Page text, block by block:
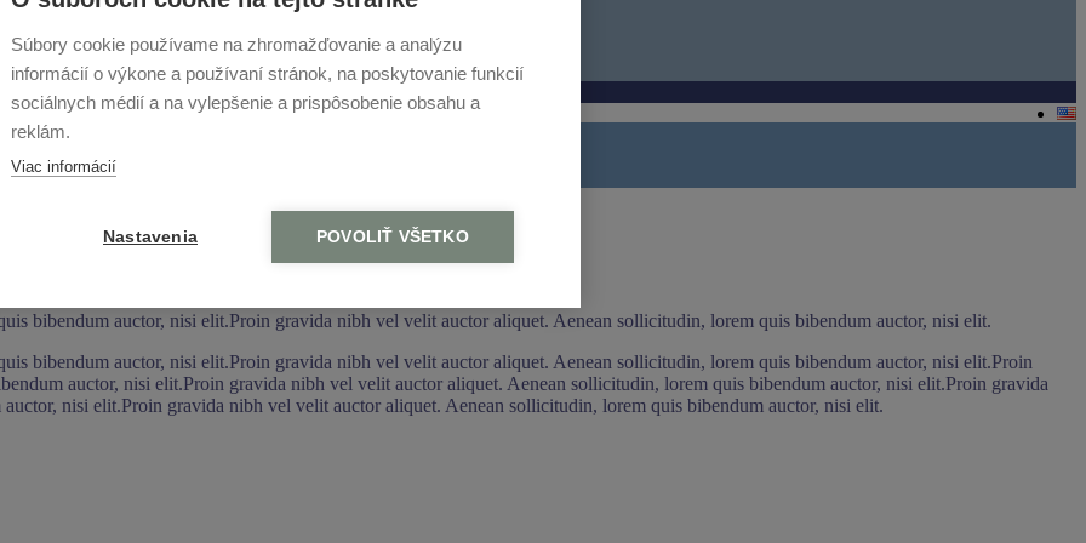
Súbory cookie používame na zhromažďovanie a analýzu
informácií o výkone a používaní stránok, na poskytovanie funkcií
sociálnych médií a na vylepšenie a prispôsobenie obsahu a
reklám.
Viac informácií
Nastavenia POVOLIŤ VŠETKO
bibendum auctor, nisi elit.Proin gravida nibh vel velit auctor aliquet. Aenean sollicitudin, lorem quis bibendum auctor, nisi elit.
bibendum auctor, nisi elit.Proin gravida nibh vel velit auctor aliquet. Aenean sollicitudin, lorem quis bibendum auctor, nisi elit.Proin
auctor, nisi elit.Proin gravida nibh vel velit auctor aliquet. Aenean sollicitudin, lorem quis bibendum auctor, nisi elit.Proin gravida
nisi elit.Proin gravida nibh vel velit auctor aliquet. Aenean sollicitudin, lorem quis bibendum auctor, nisi elit.